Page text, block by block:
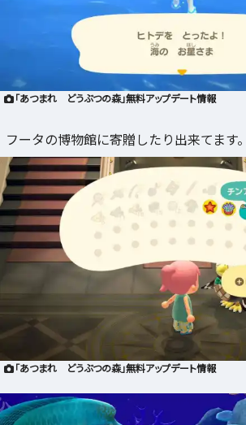
「あつまれ どうぶつの森」無料アップデート情報
フータの博物館に寄贈したり出来てます。
「あつまれ どうぶつの森」無料アップデート情報